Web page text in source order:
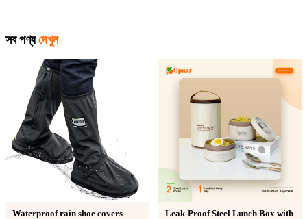
সব পণ্য দেখুন
Waterproof rain shoe covers
Leak-Proof Steel Lunch Box with